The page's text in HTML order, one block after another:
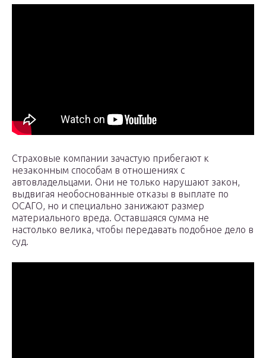
Страховые компании зачастую прибегают к
незаконным способам в отношениях с
автовладельцами. Они не только нарушают закон,
выдвигая необоснованные отказы в выплате по
ОСАГО, но и специально занижают размер
материального вреда. Оставшаяся сумма не
настолько велика, чтобы передавать подобное дело в
суд.